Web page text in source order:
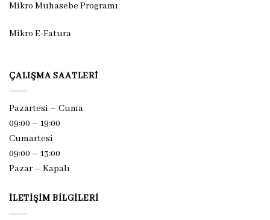
Mikro Muhasebe Programı
Mikro E-Fatura
ÇALIŞMA SAATLERI
Pazartesi – Cuma
09:00 – 19:00
Cumartesi
09:00 – 13:00
Pazar – Kapalı
İLETIŞIM BILGILERI